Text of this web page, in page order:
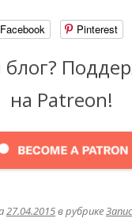
Facebook Pinterest
блог?
на Patreon!
27.04.2015в рубрике